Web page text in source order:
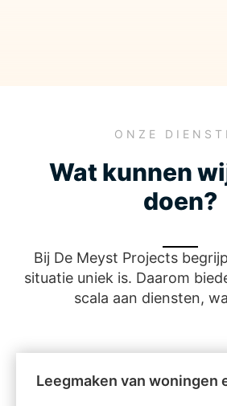
ONZE
Wat kunnen
doen?
Bij De Meyst Projects
situatie uniek is. Daarom
scala aan diensten,
Leegmaken van woningen